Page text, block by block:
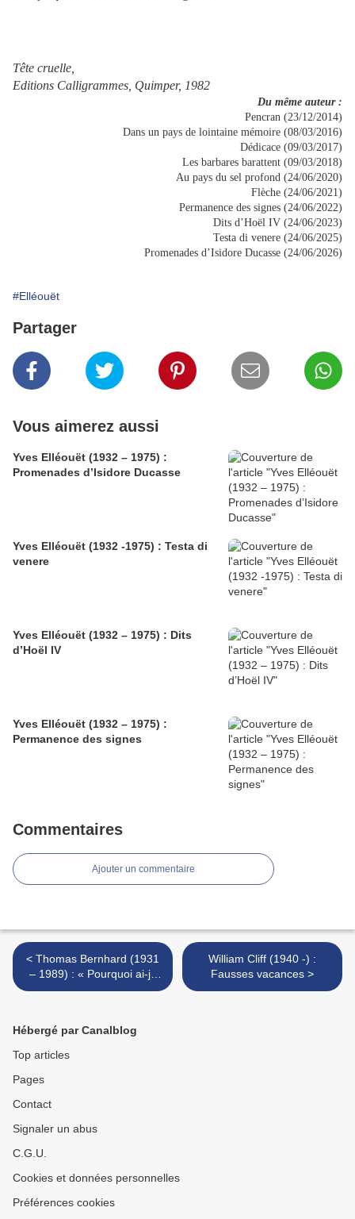
Tête cruelle,
Editions Calligrammes, Quimper, 1982
Du même auteur :
Pencran (23/12/2014)
Dans un pays de lointaine mémoire (08/03/2016)
Dédicace (09/03/2017)
Les barbares barattent (09/03/2018)
Au pays du sel profond (24/06/2020)
Flèche (24/06/2021)
Permanence des signes (24/06/2022)
Dits d’Hoël IV (24/06/2023)
Testa di venere (24/06/2025)
Promenades d’Isidore Ducasse (24/06/2026)
#Elléouët
Partager
Vous aimerez aussi
Yves Elléouët (1932 – 1975) :
Promenades d’Isidore Ducasse
Yves Elléouët (1932 -1975) : Testa di
venere
Yves Elléouët (1932 – 1975) : Dits
d’Hoël IV
Yves Elléouët (1932 – 1975) :
Permanence des signes
Commentaires
Ajouter un commentaire
< Thomas Bernhard (1931
– 1989) : « Pourquoi ai-je
peur de vieillir... » / «
William Cliff (1940 -) :
Fausses vacances >
Hébergé par Canalblog
Top articles
Pages
Contact
Signaler un abus
C.G.U.
Cookies et données personnelles
Préférences cookies